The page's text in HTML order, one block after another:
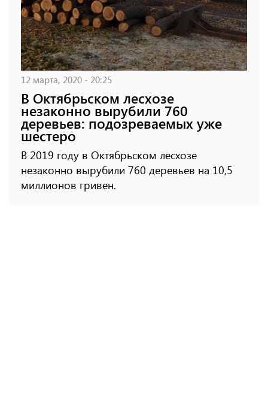
12 марта, 2020 - 20:25
В Октябрьском лесхозе
незаконно вырубили 760
деревьев: подозреваемых уже
шестеро
В 2019 году в Октябрьском лесхозе
незаконно вырубили 760 деревьев на 10,5
миллионов гривен.